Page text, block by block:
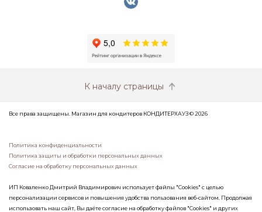
К началу страницы
Все права защищены. Магазин для кондитеров КОНДИТЕРХАУЗ © 2026
Политика конфиденциальности
Политика защиты и обработки персональных данных
Согласие на обработку персональных данных
ИП Коваленко Дмитрий Владимирович использует файлы "Cookies" с целью
персонализации сервисов и повышения удобства пользования веб-сайтом. Продолжая
использовать наш сайт, Вы даёте согласие на обработку файлов "Cookies" и других